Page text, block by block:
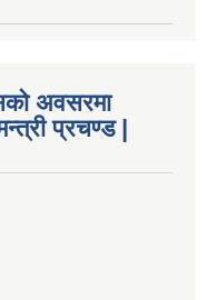
अवसरमा
प्रचण्ड |